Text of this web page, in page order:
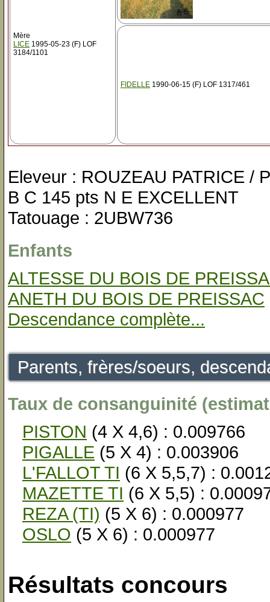
Mère
LICE 1995-05-23 (F) LOF
3184/1101
FIDELLE 1990-06-15 (F) LOF 1317/461
Eleveur : ROUZEAU PATRICE /
B C 145 pts N E EXCELLENT
Tatouage : 2UBW736
Enfants
ALTESSE DU BOIS DE
ANETH DU BOIS DE PREISSAC
Descendance complète...
Parents, frères/soeurs,
Taux de consanguinité
PISTON (4 X 4,6) : 0.009766
PIGALLE (5 X 4) : 0.003906
L'FALLOT TI (6 X 5,5,7) :
MAZETTE TI (6 X 5,5) :
REZA (TI) (5 X 6) : 0.000977
OSLO (5 X 6) : 0.000977
Résultats concours